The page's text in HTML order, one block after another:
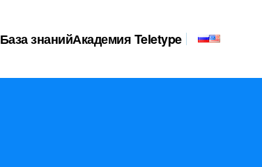
База знанийАкадемия Teletype